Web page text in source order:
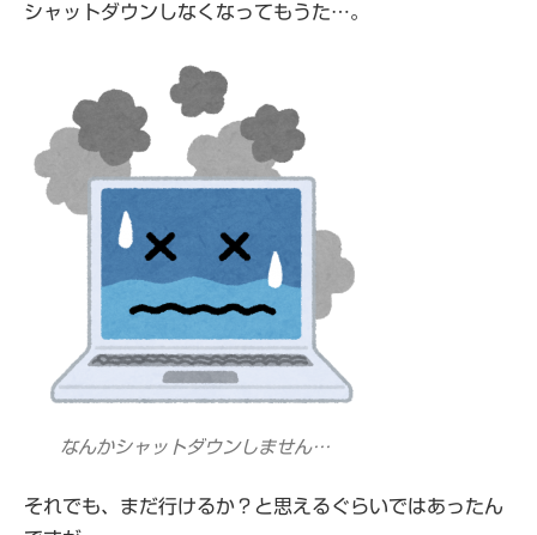
シャットダウンしなくなってもうた…。
なんかシャットダウンしません…
それでも、まだ行けるか？と思えるぐらいではあったん